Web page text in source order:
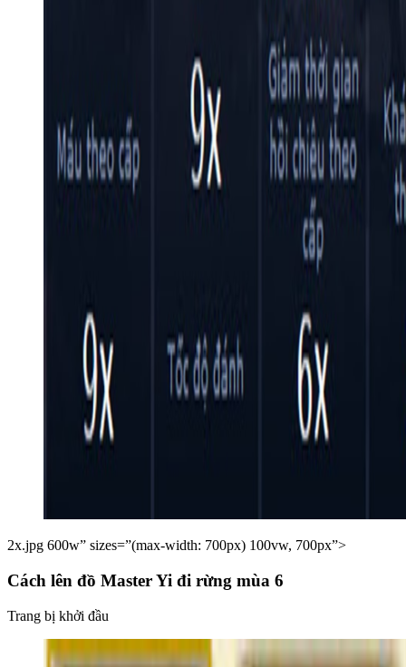
2x.jpg 600w” sizes=”(max-width: 700px) 100vw, 700px”>
Cách lên đồ Master Yi đi rừng mùa 6
Trang bị khởi đầu